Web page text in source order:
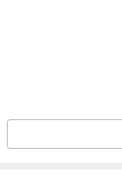
外壳：可调式手工长袍